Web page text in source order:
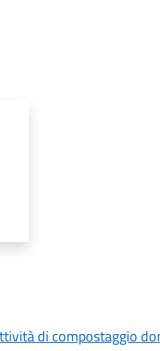
di compostaggio